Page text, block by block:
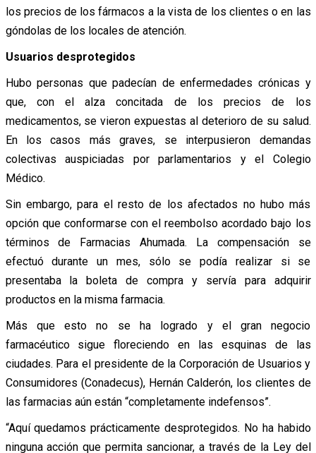
los precios de los fármacos a la vista de los clientes o en las
góndolas de los locales de atención.
Usuarios desprotegidos
Hubo personas que padecían de enfermedades crónicas y
que, con el alza concitada de los precios de los
medicamentos, se vieron expuestas al deterioro de su salud.
En los casos más graves, se interpusieron demandas
colectivas auspiciadas por parlamentarios y el Colegio
Médico.
Sin embargo, para el resto de los afectados no hubo más
opción que conformarse con el reembolso acordado bajo los
términos de Farmacias Ahumada. La compensación se
efectuó durante un mes, sólo se podía realizar si se
presentaba la boleta de compra y servía para adquirir
productos en la misma farmacia.
Más que esto no se ha logrado y el gran negocio
farmacéutico sigue floreciendo en las esquinas de las
ciudades. Para el presidente de la Corporación de Usuarios y
Consumidores (Conadecus), Hernán Calderón, los clientes de
las farmacias aún están “completamente indefensos”.
“Aquí quedamos prácticamente desprotegidos. No ha habido
ninguna acción que permita sancionar, a través de la Ley del